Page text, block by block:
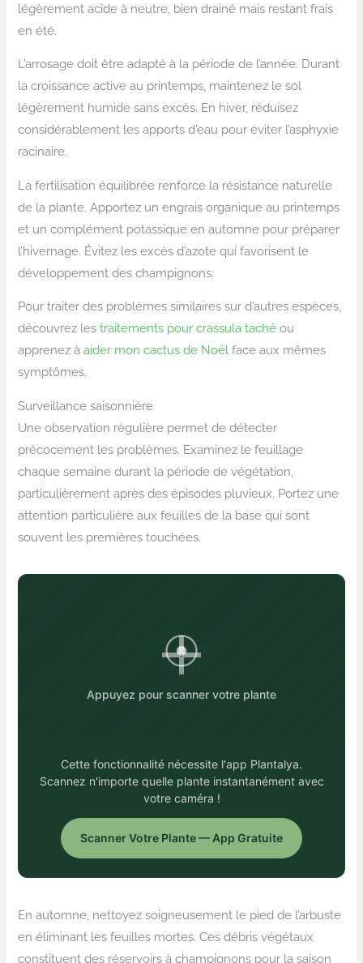
légèrement acide à neutre, bien drainé mais restant frais
en été.
L’arrosage doit être adapté à la période de l’année. Durant
la croissance active au printemps, maintenez le sol
légèrement humide sans excès. En hiver, réduisez
considérablement les apports d’eau pour éviter l’asphyxie
racinaire.
La fertilisation équilibrée renforce la résistance naturelle
de la plante. Apportez un engrais organique au printemps
et un complément potassique en automne pour préparer
l’hivernage. Évitez les excès d’azote qui favorisent le
développement des champignons.
Pour traiter des problèmes similaires sur d’autres espèces,
découvrez lestraitements pour crassula taché ou
apprenez àaider mon cactus de Noël face aux mêmes
symptômes.
Surveillance saisonnière
Une observation régulière permet de détecter
précocement les problèmes. Examinez le feuillage
chaque semaine durant la période de végétation,
particulièrement après des épisodes pluvieux. Portez une
attention particulière aux feuilles de la base qui sont
souvent les premières touchées.
Appuyez pour scanner votre plante
Cette fonctionnalité nécessite l'app Plantalya.
Scannez n'importe quelle plante instantanément avec
votre caméra !
Scanner Votre Plante — App Gratuite
En automne, nettoyez soigneusement le pied de l’arbuste
en éliminant les feuilles mortes. Ces débris végétaux
constituent des réservoirs à champignons pour la saison